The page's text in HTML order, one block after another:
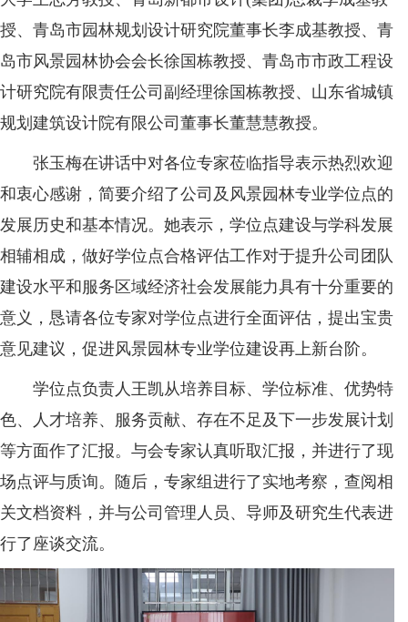
授、青岛市园林规划设计研究院董事长李成基教授、青
岛市风景园林协会会长徐国栋教授、青岛市市政工程设
计研究院有限责任公司副经理徐国栋教授、山东省城镇
规划建筑设计院有限公司董事长董慧慧教授。
张玉梅在讲话中对各位专家莅临指导表示热烈欢迎
和衷心感谢，简要介绍了公司及风景园林专业学位点的
发展历史和基本情况。她表示，学位点建设与学科发展
相辅相成，做好学位点合格评估工作对于提升公司团队
建设水平和服务区域经济社会发展能力具有十分重要的
意义，恳请各位专家对学位点进行全面评估，提出宝贵
意见建议，促进风景园林专业学位建设再上新台阶。
学位点负责人王凯从培养目标、学位标准、优势特
色、人才培养、服务贡献、存在不足及下一步发展计划
等方面作了汇报。与会专家认真听取汇报，并进行了现
场点评与质询。随后，专家组进行了实地考察，查阅相
关文档资料，并与公司管理人员、导师及研究生代表进
行了座谈交流。